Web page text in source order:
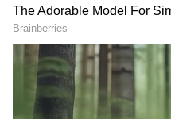
Image Credit :Gemini AI
பாதிக்கப்படும்
விவரம்